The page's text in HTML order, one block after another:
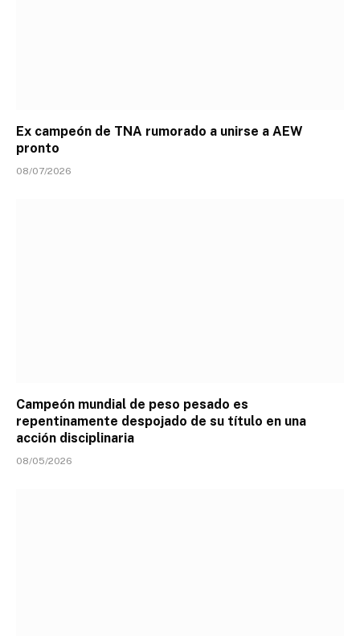
Ex campeón de TNA rumorado a unirse a AEW
pronto
08/07/2026
Campeón mundial de peso pesado es
repentinamente despojado de su título en una
acción disciplinaria
08/05/2026